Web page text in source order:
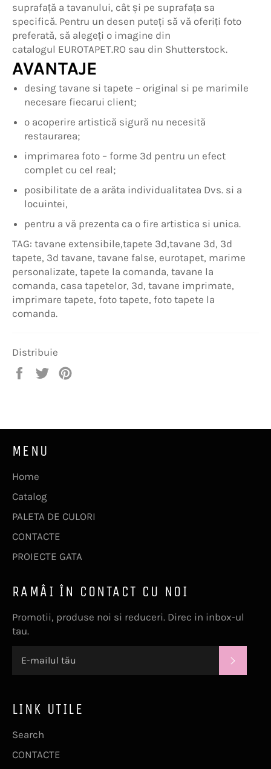
suprafață a tavanului, cât și pe suprafața sa
specifică. Pentru un desen puteți să vă oferiți foto
preferată, să alegeți o imagine din
catalogul EUROTAPET.RO sau din Shutterstock.
AVANTAJE
desing tavane si tapete – original si pe marimile
necesare fiecarui client;
o acoperire artistică sigură nu necesită
restaurarea;
imprimarea foto – forme 3d pentru un efect
complet cu cel real;
posibilitate de a arăta individualitatea Dvs. si a
locuintei,
pentru a vă prezenta ca o fire artistica si unica.
TAG: tavane extensibile,tapete 3d,tavane 3d, 3d
tapete, 3d tavane, tavane false, eurotapet, marime
personalizate, tapete la comanda, tavane la
comanda, casa tapetelor, 3d, tavane imprimate,
imprimare tapete, foto tapete, foto tapete la
comanda.
Distribuie
Distribuie
Trimite
MENU
Home
Catalog
PALETA DE CULORI
CONTACTE
PROIECTE GATA
RAMÂI ÎN CONTACT CU NOI
Promotii, produse noi si reduceri. Direc in inbox-ul
tau.
LINK UTILE
Search
CONTACTE